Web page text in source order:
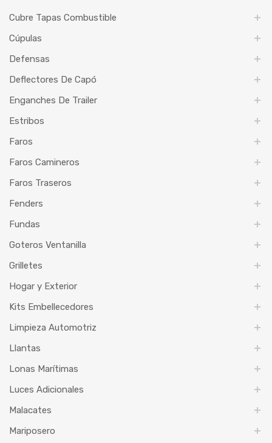
Cubre Tapas Combustible
Cúpulas
Defensas
Deflectores De Capó
Enganches De Trailer
Estribos
Faros
Faros Camineros
Faros Traseros
Fenders
Fundas
Goteros Ventanilla
Grilletes
Hogar y Exterior
Kits Embellecedores
Limpieza Automotriz
Llantas
Lonas Marítimas
Luces Adicionales
Malacates
Mariposero